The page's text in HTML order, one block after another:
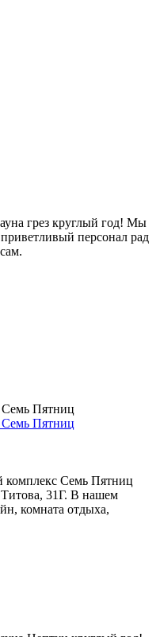
грез круглый год! Мы
персонал рад
Семь Пятниц
Семь Пятниц
комплекс Семь Пятниц
Титова, 31Г. В нашем
комната отдыха,